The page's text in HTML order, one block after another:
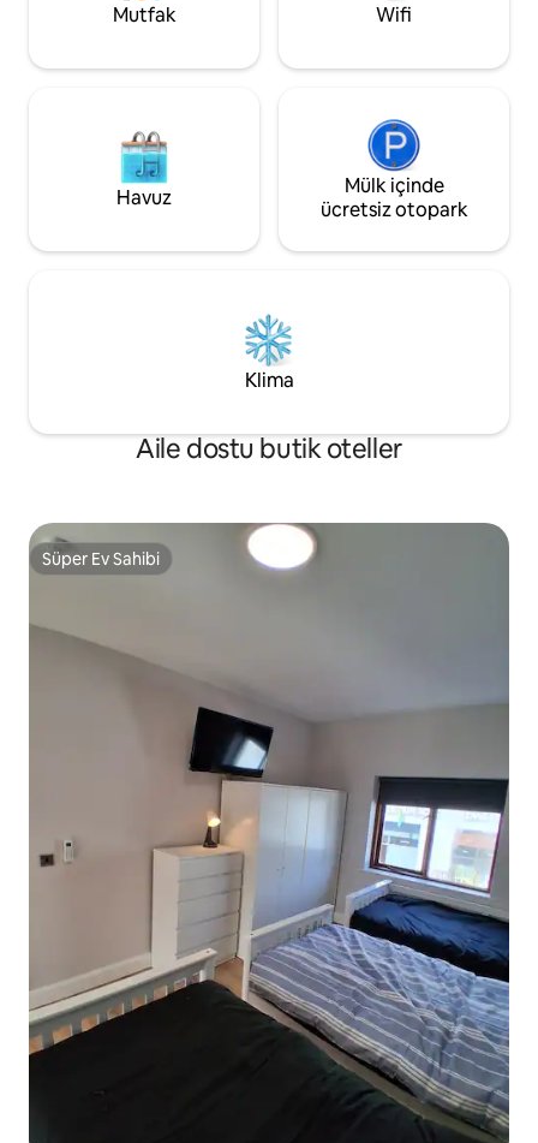
Mutfak Wifi
Havuz
Mülk içinde
ücretsiz otopark
Klima
Aile dostu butik oteller
Süper Ev Sahibi
Süper Ev Sahibi